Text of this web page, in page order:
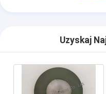
Uzyskaj